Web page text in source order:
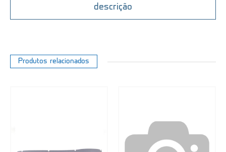
descrição
Produtos relacionados